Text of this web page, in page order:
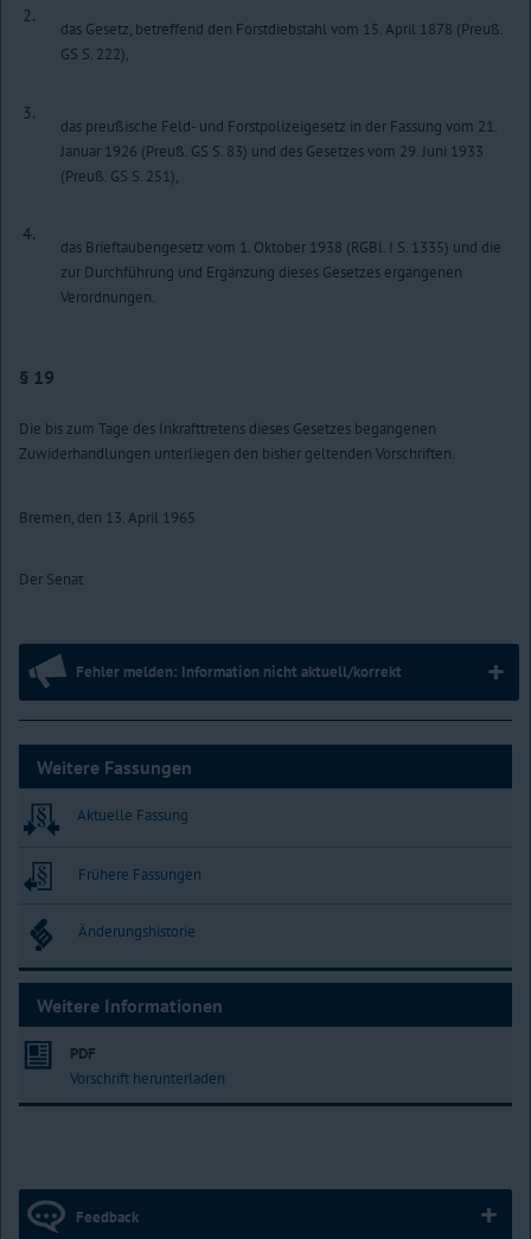
2.
das Gesetz, betreffend den Forstdiebstahl vom 15. April 1878 (Preuß.
GS S. 222),
3.
das preußische Feld- und Forstpolizeigesetz in der Fassung vom 21.
Januar 1926 (Preuß. GS S. 83) und des Gesetzes vom 29. Juni 1933
(Preuß. GS S. 251),
4.
das Brieftaubengesetz vom 1. Oktober 1938 (RGBl. I S. 1335) und die
zur Durchführung und Ergänzung dieses Gesetzes ergangenen
Verordnungen.
§ 19
Die bis zum Tage des Inkrafttretens dieses Gesetzes begangenen
Zuwiderhandlungen unterliegen den bisher geltenden Vorschriften.
Bremen, den 13. April 1965
Der Senat
Fehler melden: Information nicht aktuell/korrekt
Weitere Fassungen
Aktuelle Fassung
Frühere Fassungen
Änderungshistorie
Weitere Informationen
PDF
Vorschrift herunterladen
Feedback